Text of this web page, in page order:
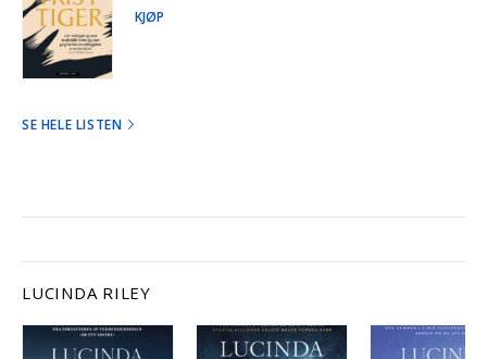
KJØP
SE HELE LISTEN
LUCINDA RILEY